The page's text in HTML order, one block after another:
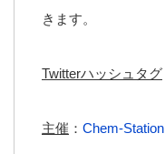
きます。
Twitterハッシュタグ
主催 ： Chem-Station